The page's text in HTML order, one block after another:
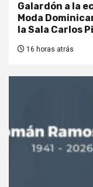
Galardón a la
Moda
la Sala Carlos
16 horas atrás